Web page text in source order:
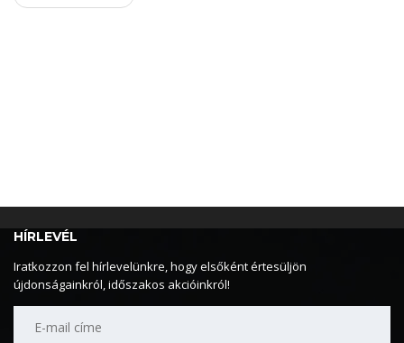
HÍRLEVÉL
Iratkozzon fel hírlevelünkre, hogy elsőként értesüljön
újdonságainkról, időszakos akcióinkról!